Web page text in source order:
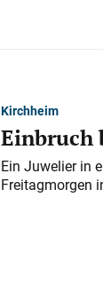
Kirchheim
Einbruch
Ein Juwelier in
Freitagmorgen